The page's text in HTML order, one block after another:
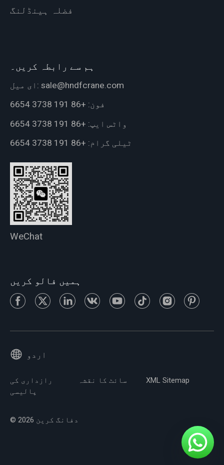
فضلہ ہینڈلنگ
ہم سے رابطہ کریں۔
ای میل: sale@hndfcrane.com
فون: +86 191 3738 6654
واٹس ایپ: +86 191 3738 6654
ٹیلی گرام: +86 191 3738 6654
WeChat
ہمیں فالو کریں
اردو
رازداری کی
پالیسی
سائٹ کا نقشہ XML Sitemap
© 2026 دفانگ کرین